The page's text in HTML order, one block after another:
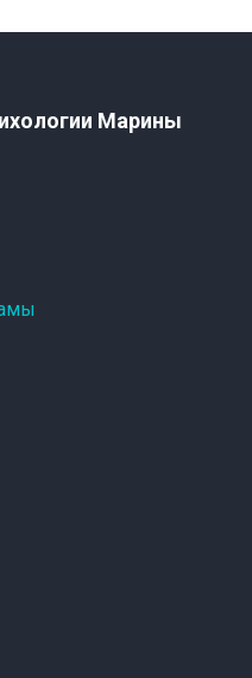
Марины